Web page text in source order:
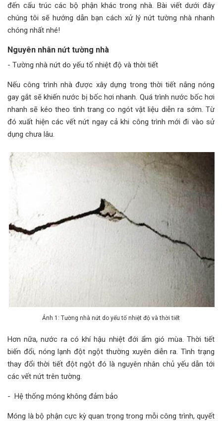
đến cấu trúc các bộ phận khác trong nhà. Bài viết dưới đây
chúng tôi sẽ hướng dẫn bạn cách xử lý nứt tường nhà nhanh
chóng nhất nhé!
Nguyên nhân nứt tường nhà
- Tường nhà nứt do yếu tố nhiệt độ và thời tiết
Nếu công trình nhà được xây dựng trong thời tiết nắng nóng
gay gắt sẽ khiến nước bị bốc hơi nhanh. Quá trình nước bốc hơi
nhanh sẽ kéo theo tình trang co ngót vật liệu diễn ra sớm. Từ
đó xuất hiện các vết nứt ngay cả khi công trình mới đi vào sử
dụng chưa lâu.
Ảnh 1: Tường nhà nứt do yếu tố nhiệt độ và thời tiết
Hơn nữa, nước ra có khí hậu nhiệt đới ẩm gió mùa. Thời tiết
biến đổi, nóng lạnh đột ngột thường xuyên diễn ra. Tình trạng
thay đổi thời tiết đột ngột đó là nguyên nhân chủ yếu dẫn tới
các vết nứt trên tường.
- Hệ thống móng không đảm bảo
Móng là bộ phận cực kỳ quan trọng trong mỗi công trình, quyết